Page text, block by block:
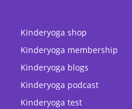
Kinderyoga shop
Kinderyoga membership
Kinderyoga blogs
Kinderyoga podcast
Kinderyoga test